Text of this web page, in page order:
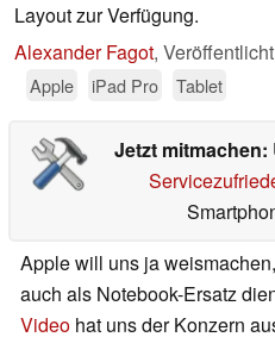
Layout zur Verfügung.
Alexander Fagot,
Apple
iPad Pro Tablet
Jetzt mitmachen:
Apple will uns ja
auch als Notebook-Ersatz
Video hat uns der Konzern